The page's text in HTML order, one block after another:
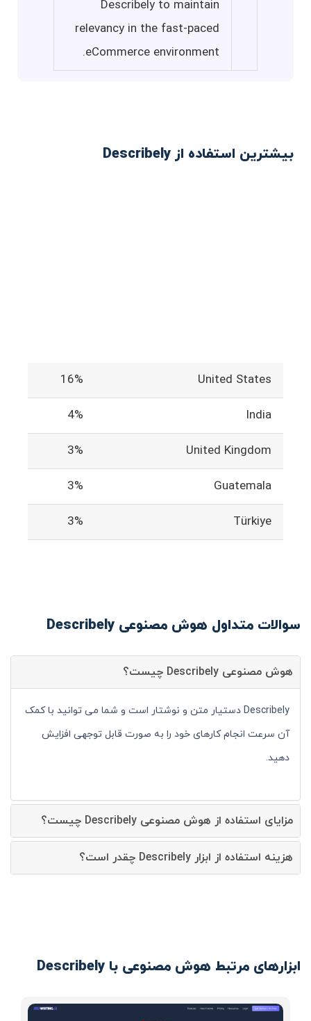
Describely to maintain
relevancy in the fast-paced
eCommerce environment.
بیشترین استفاده از Describely
United States
16%
India
4%
United Kingdom
3%
Guatemala
3%
Türkiye
3%
سوالات متداول هوش مصنوعی Describely
هوش مصنوعی Describely چیست؟
Describely دستیار متن و نوشتار است و شما می توانید با کمک
آن سرعت انجام کارهای خود را به صورت قابل توجهی افزایش
دهید.
مزایای استفاده از هوش مصنوعی Describely چیست؟
هزینه استفاده از ابزار Describely چقدر است؟
ابزارهای مرتبط هوش مصنوعی با Describely